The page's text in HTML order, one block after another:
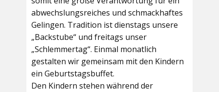
abwechslungsreiches und schmackhaftes
Gelingen. Tradition ist dienstags unsere
„Backstube“ und freitags unser
„Schlemmertag“. Einmal monatlich
gestalten wir gemeinsam mit den Kindern
ein Geburtstagsbuffet.
Den Kindern stehen während der